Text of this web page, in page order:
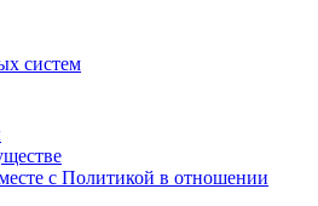
систем
с Политикой в отношении